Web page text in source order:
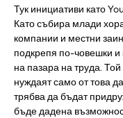
Тук инициативи като
Като събира млади
компании и местни
подкрепя по-човешки и
на пазара на труда.
нуждаят само от това
трябва да бъдат
бъде дадена